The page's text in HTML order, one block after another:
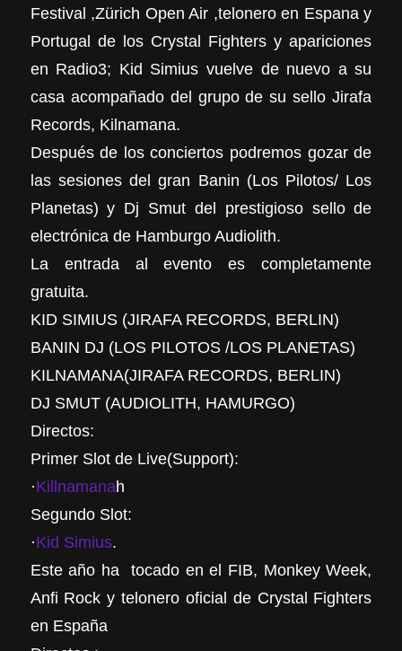
Festival ,Zürich Open Air ,telonero en Espana y
Portugal de los Crystal Fighters y apariciones
en Radio3; Kid Simius vuelve de nuevo a su
casa acompañado del grupo de su sello Jirafa
Records, Kilnamana.
Después de los conciertos podremos gozar de
las sesiones del gran Banin (Los Pilotos/ Los
Planetas) y Dj Smut del prestigioso sello de
electrónica de Hamburgo Audiolith.
La entrada al evento es completamente
gratuita.
KID SIMIUS (JIRAFA RECORDS, BERLIN)
BANIN DJ (LOS PILOTOS /LOS PLANETAS)
KILNAMANA(JIRAFA RECORDS, BERLIN)
DJ SMUT (AUDIOLITH, HAMURGO)
Directos:
Primer Slot de Live(Support):
·Killnamanah
Segundo Slot:
·Kid Simius.
Este año ha tocado en el FIB, Monkey Week,
Anfi Rock y telonero oficial de Crystal Fighters
en España